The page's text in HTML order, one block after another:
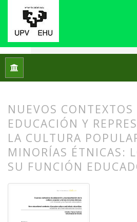
Inicio
NUEVOS CONTEXTOS
EDUCACIÓN Y
LA CULTURA
MINORÍAS ÉTNICAS:
SU FUNCIÓN